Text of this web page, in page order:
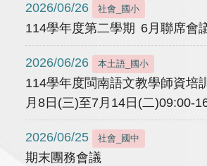
2026/06/26 社會_國小
114學年度第二學期 6月聯席會
2026/06/26 本土語_國小
114學年度閩南語文教學師資培
月8日(三)至7月14日(二)09:00-
2026/06/25 社會_國中
期末團務會議